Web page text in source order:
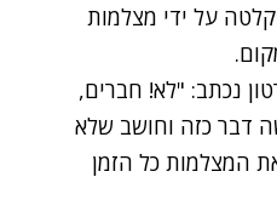
על ידי מצלמות
נכתב: "לא! חברים,
דבר כזה וחושב שלא
המצלמות כל הזמן